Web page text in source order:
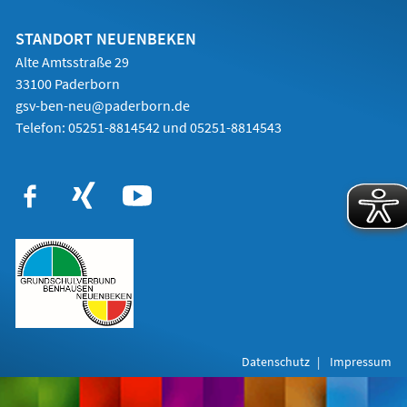
STANDORT NEUENBEKEN
Alte Amtsstraße 29
33100 Paderborn
gsv-ben-neu@paderborn.de
Telefon: 05251-8814542 und 05251-8814543
Datenschutz Impressum